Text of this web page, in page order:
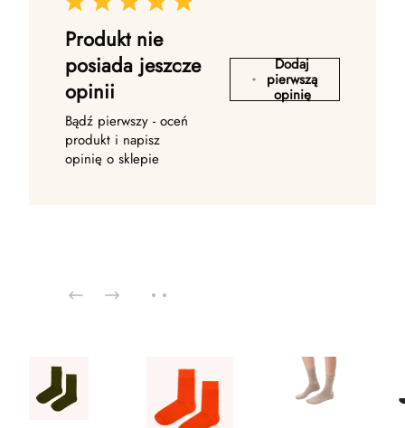
Produkt nie
posiada jeszcze
opinii
Bądź pierwszy - oceń
produkt i napisz
opinię o sklepie
Dodaj
pierwszą
opinię